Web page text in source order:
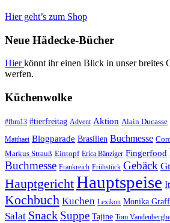
Hier geht’s zum Shop
Neue Hädecke-Bücher
Hierkönnt ihr einen Blick in unser breites
werfen.
Küchenwolke
#fbm13 #tierfreitag Advent Aktion Alain Ducasse
Matthaei Blogparade Brasilien Buchmesse
Markus Strauß Eintopf Erica Bänziger Fingerfood
Buchmesse Frankreich Frühstück Gebäck
HauptgerichtHauptspeise
Kochbuch Kuchen Lexikon Monika Graff
Salat Snack Suppe Tajine Tom Vandenberghe